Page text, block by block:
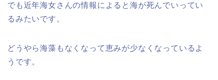
でも近年海女さんの情報によると海が死んでいってい
るみたいです。
どうやら海藻もなくなって恵みが少なくなっているよ
うです。